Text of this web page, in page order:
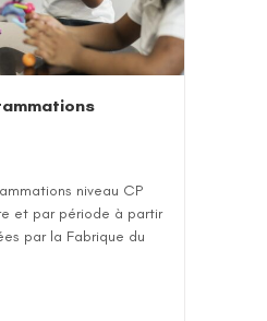
niveau CP
et par période à partir
par la Fabrique du